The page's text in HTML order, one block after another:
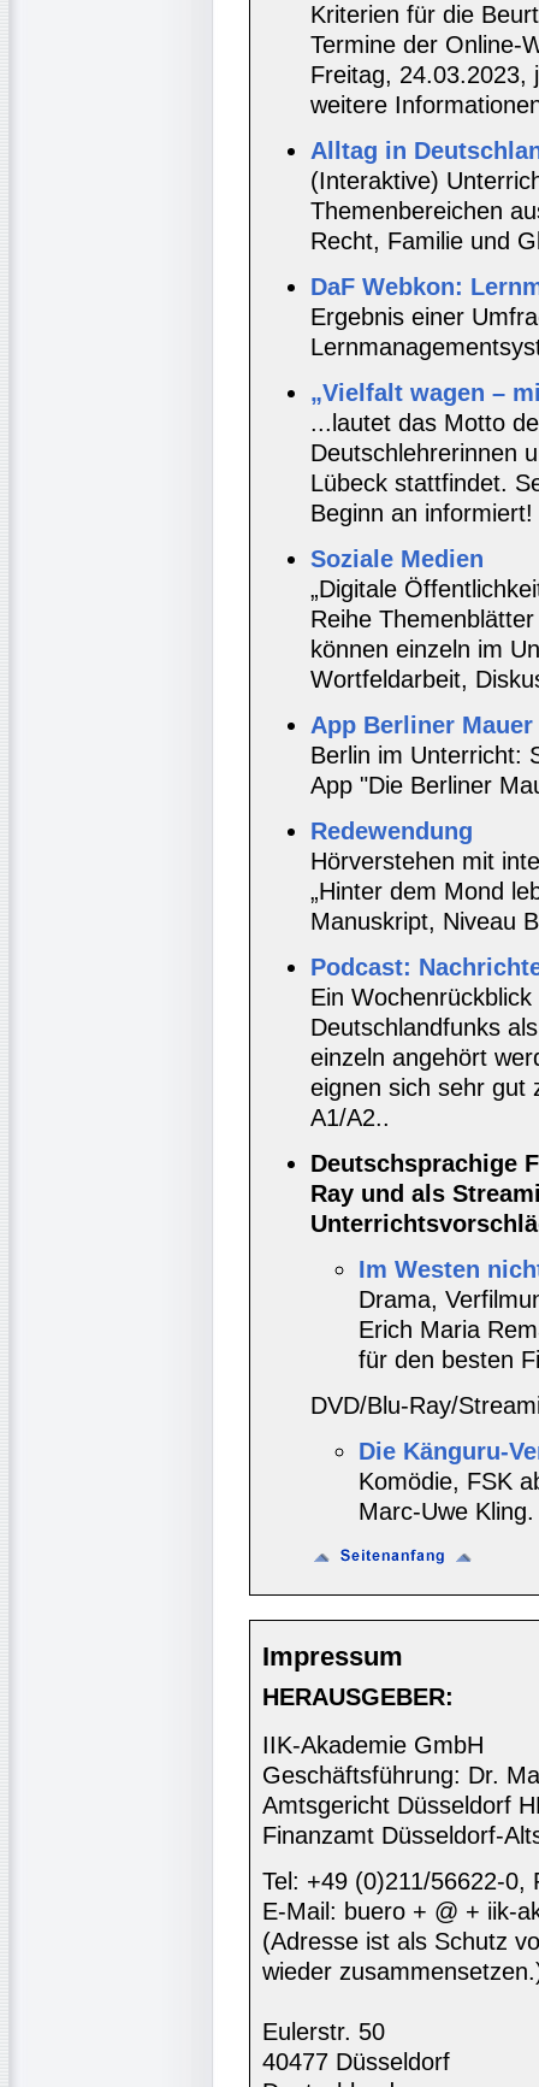
Kriterien für die
Termine der Online-
Freitag, 24.03.2023,
weitere
Alltag in
(Interaktive)
Themenbereichen
Recht, Familie und
DaF Webkon:
Ergebnis einer
„Vielfalt wagen –
...lautet das Motto
Deutschlehrerinnen
Lübeck stattfindet.
Beginn an informiert!
Soziale Medien
„Digitale
Reihe
können einzeln im
Wortfeldarbeit,
App Berliner Mauer
Berlin im Unterricht:
App "Die Berliner
Redewendung
Hörverstehen mit
„Hinter dem Mond
Manuskript, Niveau
Podcast:
Ein
Deutschlandfunks
einzeln angehört
eignen sich sehr gut
A1/A2..
Deutschsprachige
Ray und als
Im Westen
Drama,
Erich Maria
für den besten
DVD/Blu-Ray/
Die Känguru-
Komödie, FSK
Marc-Uwe Kling.
Impressum
HERAUSGEBER:
IIK-Akademie GmbH
Geschäftsführung: Dr.
Amtsgericht Düsseldorf
Finanzamt Düsseldorf-
Tel: +49 (0)211/56622-0,
E-Mail: buero + @ + iik-
(Adresse ist als Schutz
wieder
Eulerstr. 50
40477 Düsseldorf